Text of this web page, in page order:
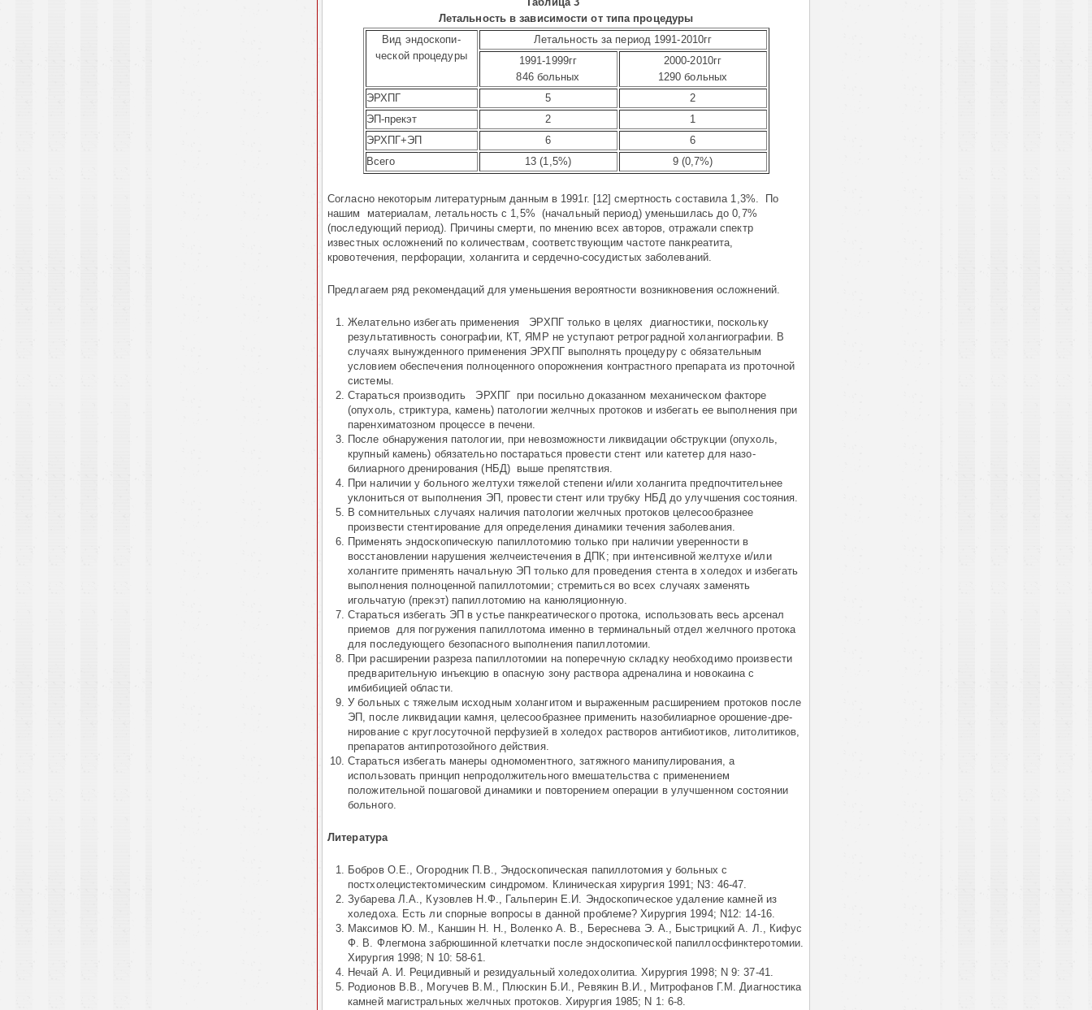
Летальность в зависимости от типа процедуры
Вид эндоскопи-
ческой процедуры
Летальностьза период 1991-2010гг
1991-1999гг
846 больных
2000-2010гг
1290 больных
ЭРХПГ
5
2
ЭП-прекэт
2
1
ЭРХПГ+ЭП
6
6
Всего
13 (1,5%) 9 (0,7%)
Согласно некоторым литературным данным в 1991г. [12] смертность составила 1,3%. По
нашим материалам, летальность с 1,5% (начальный период) уменьшилась до 0,7%
(последующий период). Причины смерти, по мнению всех авторов, отражали спектр
известных осложнений по количествам, соответствующим частоте панкреатита,
кровотечения, перфорации, холангита и сердечно-сосудистых заболеваний.
Предлагаем ряд рекомендаций для уменьшения вероятности возникновения осложнений.
Желательно избегать применения ЭРХПГ только в целях диагностики, поскольку
результативность сонографии, КТ, ЯМР не уступают ретроградной холангиографии. В
случаях вынужденного применения ЭРХПГ выполнять процедуру с обязательным
условием обеспечения полноценного опорожнения контрастного препарата из проточной
системы.
Стараться производить ЭРХПГ при посильно доказанном механическом факторе
(опухоль, стриктура, камень) патологии желчных протоков и избегать ее выполнения при
паренхиматозном процессе в печени.
После обнаружения патологии, при невозможности ликвидации обструкции (опухоль,
крупный камень) обязательно постараться провести стент или катетер для назо-
билиарного дренирования (НБД) выше препятствия.
При наличии у больного желтухи тяжелой степени и/или холангита предпочтительнее
уклониться от выполнения ЭП, провести стент или трубку НБД до улучшения состояния.
В сомнительных случаях наличия патологии желчных протоков целесообразнее
произвести стентирование для определения динамики течения заболевания.
Применять эндоскопическую папиллотомию только при наличии уверен­ности в
восстановлении нарушения желчеистечения в ДПК; при интенсивной желтухе и/или
холангите применять начальную ЭП только для проведения стента в холе­дох и избегать
выполнения полноценной папиллотомии; стремиться во всех случаях заменять
игольчатую (прекэт) папиллотомию на канюляционную.
Стараться избегать ЭП в устье панкреатического протока, использовать весь арсенал
приемов для погружения папиллотома именно в терминальный отдел желчного протока
для последующего безопасного выполнения папиллотомии.
При расширении разреза папиллотомии на поперечную складку необходимо произвести
предварительную инъекцию в опасную зону раствора адреналина и новокаина с
имбибицией области.
У больных с тяжелым исходным холангитом и выраженным расширением протоков после
ЭП, после ликвидации камня, целесообразнее применить назобилиарное орошение-дре­
нирование с круглосуточной перфузией в холедох растворов антиби­оти­ков, литолитиков,
препаратов антипротозойного действия.
Стараться избегать манеры одномоментного, затяжного манипулирования, а
использовать принцип непродолжительного вмешательства с применением
положительной пошаговой динамики и повторением операции в улучшенном состоянии
больного.
Литература
Бобров О.Е., Огородник П.В., Эндоскопическая папиллотомия у больных с
постхолецистектомическим синдромом. Клиническая хирургия 1991; N3: 46-47.
Зубарева Л.А., Кузовлев Н.Ф., Гальперин Е.И. Эндоскопическое удаление камней из
холедоха. Есть ли спорные вопросы в данной проблеме? Хирургия 1994; N12: 14-16.
Максимов Ю. М., Каншин Н. Н., Воленко А. В., Береснева Э. А., Быстрицкий А. Л., Кифус
Ф. В. Флегмона забрюшинной клетчатки после эндоскопической папиллосфинктеротомии.
Хирургия 1998; N 10: 58-61.
Нечай А. И. Рецидивный и резидуальный холедохолитиа. Хирургия 1998; N 9: 37-41.
Родионов В.В., Могучев В.М., Плюскин Б.И., Ревякин В.И., Митрофанов Г.М. Диагностика
камней магистральных желчных протоков. Хирургия 1985; N 1: 6-8.